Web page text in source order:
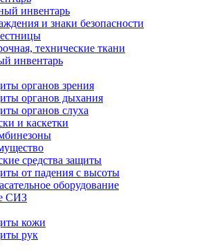
инвентарь
и знаки безопасности
технические ткани
инвентарь
органов зрения
органов дыхания
органов слуха
и каскетки
средства защиты
от падения с высоты
оборудование
СИЗ
кожи
рук